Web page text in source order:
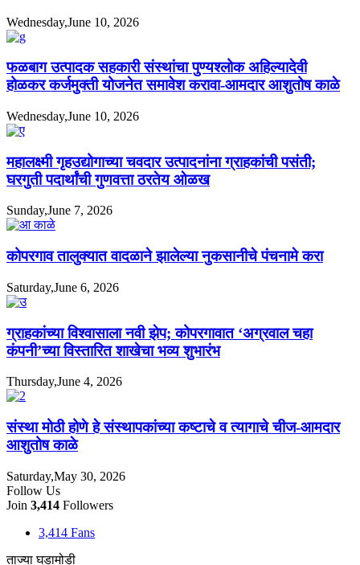
Wednesday,June 10, 2026
फळबाग उत्पादक सहकारी संस्थांचा पुण्यश्लोक अहिल्यादेवी
होळकर कर्जमुक्ती योजनेत समावेश करावा-आमदार आशुतोष काळे
Wednesday,June 10, 2026
महालक्ष्मी गृहउद्योगाच्या चवदार उत्पादनांना ग्राहकांची पसंती;
घरगुती पदार्थांची गुणवत्ता ठरतेय ओळख
Sunday,June 7, 2026
कोपरगाव तालुक्यात वादळाने झालेल्या नुकसानीचे पंचनामे करा
Saturday,June 6, 2026
ग्राहकांच्या विश्वासाला नवी झेप; कोपरगावात ‘अग्रवाल चहा
कंपनी’च्या विस्तारित शाखेचा भव्य शुभारंभ
Thursday,June 4, 2026
संस्था मोठी होणे हे संस्थापकांच्या कष्टाचे व त्यागाचे चीज-आमदार
आशुतोष काळे
Saturday,May 30, 2026
Follow Us
Join 3,414 Followers
3,414 Fans
ताज्या घडामोडी